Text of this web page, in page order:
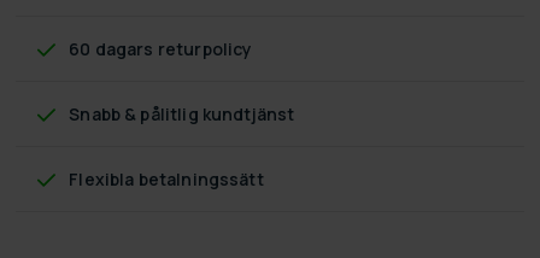
60 dagars returpolicy
Snabb & pålitlig kundtjänst
Flexibla betalningssätt